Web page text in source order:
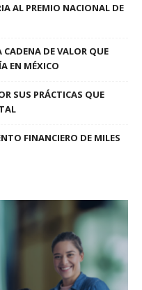
AL PREMIO NACIONAL DE
DE VALOR QUE
EN MÉXICO
SUS PRÁCTICAS QUE
FINANCIERO DE MILES